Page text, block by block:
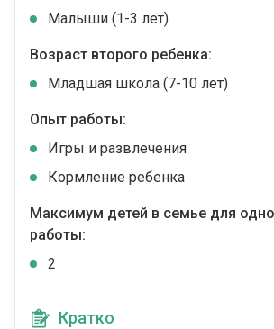
Малыши (1-3 лет)
Возраст второго ребенка:
Младшая школа (7-10 лет)
Опыт работы:
Игры и развлечения
Кормление ребенка
Максимум детей в семье для
работы:
2
Кратко